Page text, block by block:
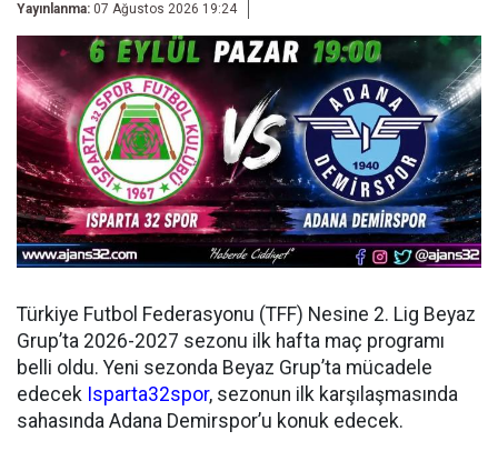
Yayınlanma: 07 Ağustos 2026 19:24
Türkiye Futbol Federasyonu (TFF) Nesine 2. Lig Beyaz
Grup’ta 2026-2027 sezonu ilk hafta maç programı
belli oldu. Yeni sezonda Beyaz Grup’ta mücadele
edecek Isparta32spor, sezonun ilk karşılaşmasında
sahasında Adana Demirspor’u konuk edecek.